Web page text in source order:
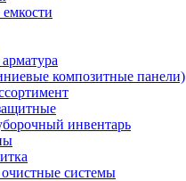
композитные панели)
инвентарь
системы